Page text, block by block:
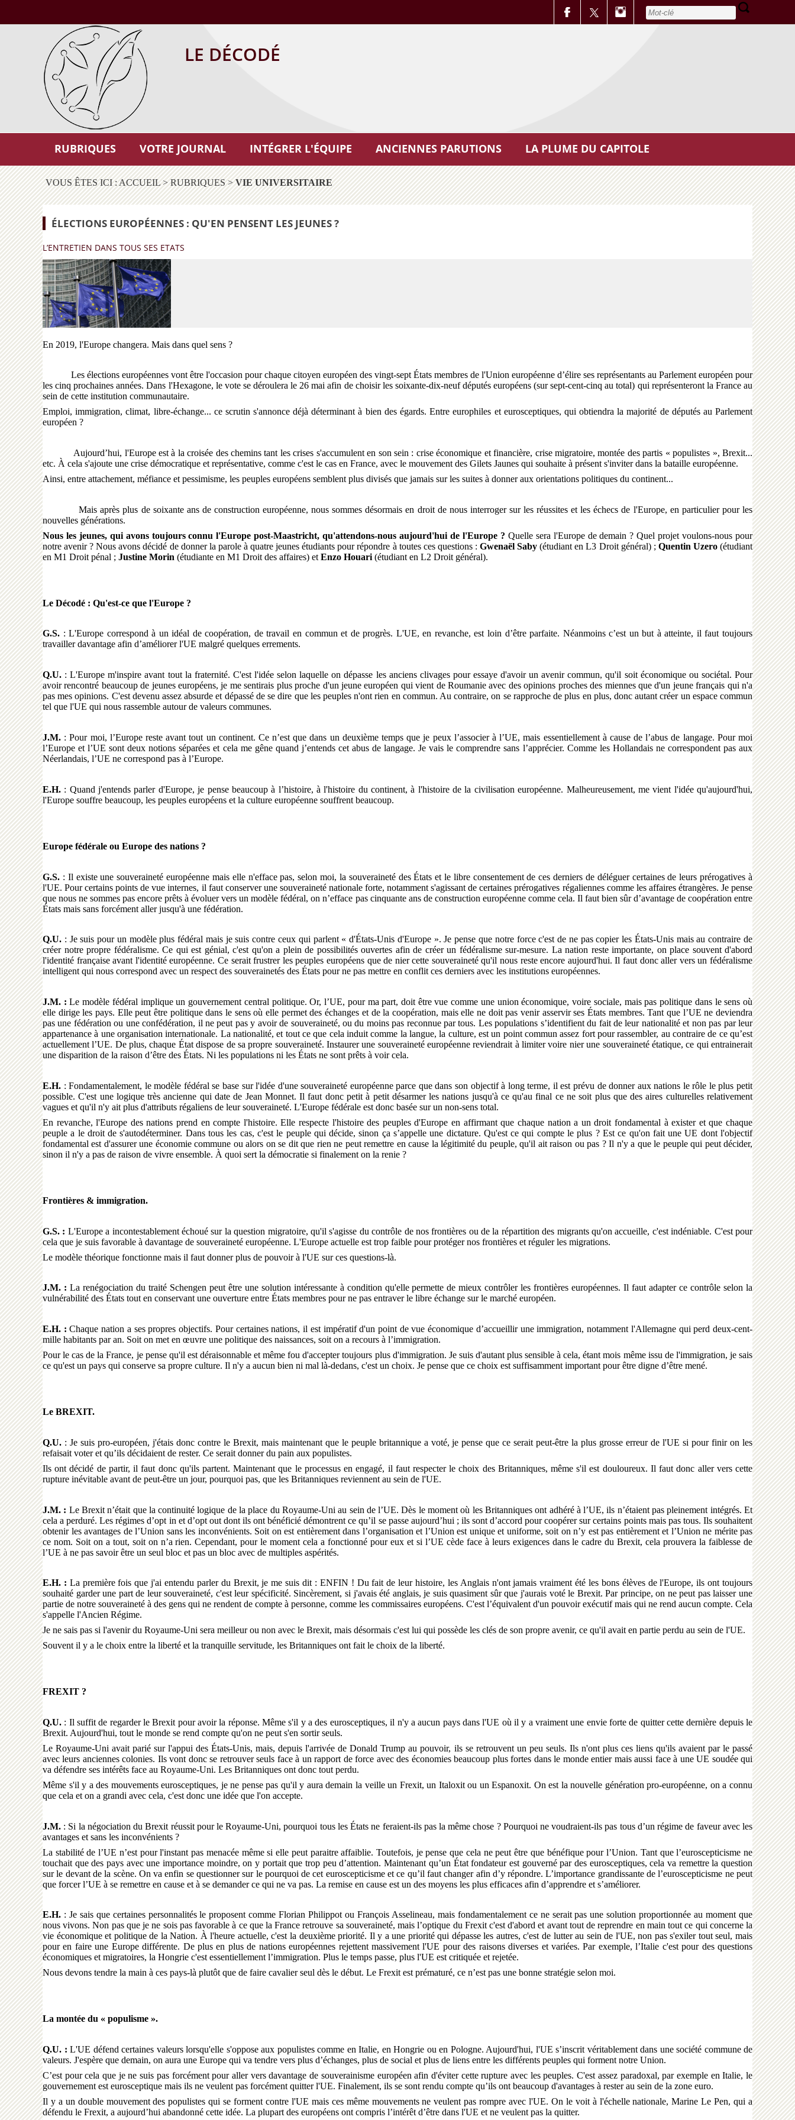
LE DÉCODÉ
RUBRIQUES VOTRE JOURNAL INTÉGRER L'ÉQUIPE ANCIENNES PARUTIONS LA PLUME DU CAPITOLE
VOUS ÊTES ICI :ACCUEIL>RUBRIQUES>VIE UNIVERSITAIRE
ÉLECTIONS EUROPÉENNES : QU'EN PENSENT LES JEUNES ?
L’ENTRETIEN DANS TOUS SES ETATS
En 2019, l'Europe changera. Mais dans quel sens ?
Les élections européennes vont être l'occasion pour chaque citoyen européen des vingt-sept États membres de l'Union européenne d’élire ses représentants au Parlement européen pour
les cinq prochaines années. Dans l'Hexagone, le vote se déroulera le 26 mai afin de choisir les soixante-dix-neuf députés européens (sur sept-cent-cinq au total) qui représenteront la France au
sein de cette institution communautaire.
Emploi, immigration, climat, libre-échange... ce scrutin s'annonce déjà déterminant à bien des égards. Entre europhiles et eurosceptiques, qui obtiendra la majorité de députés au Parlement
européen ?
Aujourd’hui, l'Europe est à la croisée des chemins tant les crises s'accumulent en son sein : crise économique et financière, crise migratoire, montée des partis « populistes », Brexit...
etc. À cela s'ajoute une crise démocratique et représentative, comme c'est le cas en France, avec le mouvement des Gilets Jaunes qui souhaite à présent s'inviter dans la bataille européenne.
Ainsi, entre attachement, méfiance et pessimisme, les peuples européens semblent plus divisés que jamais sur les suites à donner aux orientations politiques du continent...
Mais après plus de soixante ans de construction européenne, nous sommes désormais en droit de nous interroger sur les réussites et les échecs de l'Europe, en particulier pour les
nouvelles générations.
Nous les jeunes, qui avons toujours connu l'Europe post-Maastricht, qu'attendons-nous aujourd'hui de l'Europe ? Quelle sera l'Europe de demain ? Quel projet voulons-nous pour
notre avenir ? Nous avons décidé de donner la parole à quatre jeunes étudiants pour répondre à toutes ces questions :Gwenaël Saby (étudiant en L3 Droit général) ; Quentin Uzero(étudiant
en M1 Droit pénal ; Justine Morin (étudiante en M1 Droit des affaires) et Enzo Houari (étudiant en L2 Droit général).
Le Décodé : Qu'est-ce que l'Europe ?
G.S. : L'Europe correspond à un idéal de coopération, de travail en commun et de progrès. L'UE, en revanche, est loin d’être parfaite. Néanmoins c’est un but à atteinte, il faut toujours
travailler davantage afin d’améliorer l'UE malgré quelques errements.
Q.U. : L'Europe m'inspire avant tout la fraternité. C'est l'idée selon laquelle on dépasse les anciens clivages pour essaye d'avoir un avenir commun, qu'il soit économique ou sociétal. Pour
avoir rencontré beaucoup de jeunes européens, je me sentirais plus proche d'un jeune européen qui vient de Roumanie avec des opinions proches des miennes que d'un jeune français qui n'a
pas mes opinions. C'est devenu assez absurde et dépassé de se dire que les peuples n'ont rien en commun. Au contraire, on se rapproche de plus en plus, donc autant créer un espace commun
tel que l'UE qui nous rassemble autour de valeurs communes.
J.M. : Pour moi, l’Europe reste avant tout un continent. Ce n’est que dans un deuxième temps que je peux l’associer à l’UE, mais essentiellement à cause de l’abus de langage. Pour moi
l’Europe et l’UE sont deux notions séparées et cela me gêne quand j’entends cet abus de langage. Je vais le comprendre sans l’apprécier. Comme les Hollandais ne correspondent pas aux
Néerlandais, l’UE ne correspond pas à l’Europe.
E.H. : Quand j'entends parler d'Europe, je pense beaucoup à l’histoire, à l'histoire du continent, à l'histoire de la civilisation européenne. Malheureusement, me vient l'idée qu'aujourd'hui,
l'Europe souffre beaucoup, les peuples européens et la culture européenne souffrent beaucoup.
Europe fédérale ou Europe des nations ?
G.S. : Il existe une souveraineté européenne mais elle n'efface pas, selon moi, la souveraineté des États et le libre consentement de ces derniers de déléguer certaines de leurs prérogatives à
l'UE. Pour certains points de vue internes, il faut conserver une souveraineté nationale forte, notamment s'agissant de certaines prérogatives régaliennes comme les affaires étrangères. Je pense
que nous ne sommes pas encore prêts à évoluer vers un modèle fédéral, on n’efface pas cinquante ans de construction européenne comme cela. Il faut bien sûr d’avantage de coopération entre
États mais sans forcément aller jusqu'à une fédération.
Q.U. : Je suis pour un modèle plus fédéral mais je suis contre ceux qui parlent « d'États-Unis d'Europe ». Je pense que notre force c'est de ne pas copier les États-Unis mais au contraire de
créer notre propre fédéralisme. Ce qui est génial, c'est qu'on a plein de possibilités ouvertes afin de créer un fédéralisme sur-mesure. La nation reste importante, on place souvent d'abord
l'identité française avant l'identité européenne. Ce serait frustrer les peuples européens que de nier cette souveraineté qu'il nous reste encore aujourd'hui. Il faut donc aller vers un fédéralisme
intelligent qui nous correspond avec un respect des souverainetés des États pour ne pas mettre en conflit ces derniers avec les institutions européennes.
J.M. : Le modèle fédéral implique un gouvernement central politique. Or, l’UE, pour ma part, doit être vue comme une union économique, voire sociale, mais pas politique dans le sens où
elle dirige les pays. Elle peut être politique dans le sens où elle permet des échanges et de la coopération, mais elle ne doit pas venir asservir ses États membres. Tant que l’UE ne deviendra
pas une fédération ou une confédération, il ne peut pas y avoir de souveraineté, ou du moins pas reconnue par tous. Les populations s’identifient du fait de leur nationalité et non pas par leur
appartenance à une organisation internationale. La nationalité, et tout ce que cela induit comme la langue, la culture, est un point commun assez fort pour rassembler, au contraire de ce qu’est
actuellement l’UE. De plus, chaque État dispose de sa propre souveraineté. Instaurer une souveraineté européenne reviendrait à limiter voire nier une souveraineté étatique, ce qui entrainerait
une disparition de la raison d’être des États. Ni les populations ni les États ne sont prêts à voir cela.
E.H. : Fondamentalement, le modèle fédéral se base sur l'idée d'une souveraineté européenne parce que dans son objectif à long terme, il est prévu de donner aux nations le rôle le plus petit
possible. C'est une logique très ancienne qui date de Jean Monnet. Il faut donc petit à petit désarmer les nations jusqu'à ce qu'au final ce ne soit plus que des aires culturelles relativement
vagues et qu'il n'y ait plus d'attributs régaliens de leur souveraineté. L'Europe fédérale est donc basée sur un non-sens total.
En revanche, l'Europe des nations prend en compte l'histoire. Elle respecte l'histoire des peuples d'Europe en affirmant que chaque nation a un droit fondamental à exister et que chaque
peuple a le droit de s'autodéterminer. Dans tous les cas, c'est le peuple qui décide, sinon ça s’appelle une dictature. Qu'est ce qui compte le plus ? Est ce qu'on fait une UE dont l'objectif
fondamental est d'assurer une économie commune ou alors on se dit que rien ne peut remettre en cause la légitimité du peuple, qu'il ait raison ou pas ? Il n'y a que le peuple qui peut décider,
sinon il n'y a pas de raison de vivre ensemble. À quoi sert la démocratie si finalement on la renie ?
Frontières & immigration.
G.S. : L'Europe a incontestablement échoué sur la question migratoire, qu'il s'agisse du contrôle de nos frontières ou de la répartition des migrants qu'on accueille, c'est indéniable. C'est pour
cela que je suis favorable à davantage de souveraineté européenne. L'Europe actuelle est trop faible pour protéger nos frontières et réguler les migrations.
Le modèle théorique fonctionne mais il faut donner plus de pouvoir à l'UE sur ces questions-là.
J.M. : La renégociation du traité Schengen peut être une solution intéressante à condition qu'elle permette de mieux contrôler les frontières européennes. Il faut adapter ce contrôle selon la
vulnérabilité des États tout en conservant une ouverture entre États membres pour ne pas entraver le libre échange sur le marché européen.
E.H. : Chaque nation a ses propres objectifs. Pour certaines nations, il est impératif d'un point de vue économique d’accueillir une immigration, notamment l'Allemagne qui perd deux-cent-
mille habitants par an. Soit on met en œuvre une politique des naissances, soit on a recours à l’immigration.
Pour le cas de la France, je pense qu'il est déraisonnable et même fou d'accepter toujours plus d'immigration. Je suis d'autant plus sensible à cela, étant mois même issu de l'immigration, je sais
ce qu'est un pays qui conserve sa propre culture. Il n'y a aucun bien ni mal là-dedans, c'est un choix. Je pense que ce choix est suffisamment important pour être digne d’être mené.
Le BREXIT.
Q.U. : Je suis pro-européen, j'étais donc contre le Brexit, mais maintenant que le peuple britannique a voté, je pense que ce serait peut-être la plus grosse erreur de l'UE si pour finir on les
refaisait voter et qu’ils décidaient de rester. Ce serait donner du pain aux populistes.
Ils ont décidé de partir, il faut donc qu'ils partent. Maintenant que le processus en engagé, il faut respecter le choix des Britanniques, même s'il est douloureux. Il faut donc aller vers cette
rupture inévitable avant de peut-être un jour, pourquoi pas, que les Britanniques reviennent au sein de l'UE.
J.M. : Le Brexit n’était que la continuité logique de la place du Royaume-Uni au sein de l’UE. Dès le moment où les Britanniques ont adhéré à l’UE, ils n’étaient pas pleinement intégrés. Et
cela a perduré. Les régimes d’opt in et d’opt out dont ils ont bénéficié démontrent ce qu’il se passe aujourd’hui ; ils sont d’accord pour coopérer sur certains points mais pas tous. Ils souhaitent
obtenir les avantages de l’Union sans les inconvénients. Soit on est entièrement dans l’organisation et l’Union est unique et uniforme, soit on n’y est pas entièrement et l’Union ne mérite pas
ce nom. Soit on a tout, soit on n’a rien. Cependant, pour le moment cela a fonctionné pour eux et si l’UE cède face à leurs exigences dans le cadre du Brexit, cela prouvera la faiblesse de
l’UE à ne pas savoir être un seul bloc et pas un bloc avec de multiples aspérités.
E.H. : La première fois que j'ai entendu parler du Brexit, je me suis dit : ENFIN ! Du fait de leur histoire, les Anglais n'ont jamais vraiment été les bons élèves de l'Europe, ils ont toujours
souhaité garder une part de leur souveraineté, c'est leur spécificité. Sincèrement, si j'avais été anglais, je suis quasiment sûr que j'aurais voté le Brexit. Par principe, on ne peut pas laisser une
partie de notre souveraineté à des gens qui ne rendent de compte à personne, comme les commissaires européens. C'est l’équivalent d'un pouvoir exécutif mais qui ne rend aucun compte. Cela
s'appelle l'Ancien Régime.
Je ne sais pas si l'avenir du Royaume-Uni sera meilleur ou non avec le Brexit, mais désormais c'est lui qui possède les clés de son propre avenir, ce qu'il avait en partie perdu au sein de l'UE.
Souvent il y a le choix entre la liberté et la tranquille servitude, les Britanniques ont fait le choix de la liberté.
FREXIT ?
Q.U. : Il suffit de regarder le Brexit pour avoir la réponse. Même s'il y a des eurosceptiques, il n'y a aucun pays dans l'UE où il y a vraiment une envie forte de quitter cette dernière depuis le
Brexit. Aujourd'hui, tout le monde se rend compte qu'on ne peut s'en sortir seuls.
Le Royaume-Uni avait parié sur l'appui des États-Unis, mais, depuis l'arrivée de Donald Trump au pouvoir, ils se retrouvent un peu seuls. Ils n'ont plus ces liens qu'ils avaient par le passé
avec leurs anciennes colonies. Ils vont donc se retrouver seuls face à un rapport de force avec des économies beaucoup plus fortes dans le monde entier mais aussi face à une UE soudée qui
va défendre ses intérêts face au Royaume-Uni. Les Britanniques ont donc tout perdu.
Même s'il y a des mouvements eurosceptiques, je ne pense pas qu'il y aura demain la veille un Frexit, un Italoxit ou un Espanoxit. On est la nouvelle génération pro-européenne, on a connu
que cela et on a grandi avec cela, c'est donc une idée que l'on accepte.
J.M. : Si la négociation du Brexit réussit pour le Royaume-Uni, pourquoi tous les États ne feraient-ils pas la même chose ? Pourquoi ne voudraient-ils pas tous d’un régime de faveur avec les
avantages et sans les inconvénients ?
La stabilité de l’UE n’est pour l'instant pas menacée même si elle peut paraitre affaiblie. Toutefois, je pense que cela ne peut être que bénéfique pour l’Union. Tant que l’euroscepticisme ne
touchait que des pays avec une importance moindre, on y portait que trop peu d’attention. Maintenant qu’un État fondateur est gouverné par des eurosceptiques, cela va remettre la question
sur le devant de la scène. On va enfin se questionner sur le pourquoi de cet euroscepticisme et ce qu’il faut changer afin d’y répondre. L’importance grandissante de l’euroscepticisme ne peut
que forcer l’UE à se remettre en cause et à se demander ce qui ne va pas. La remise en cause est un des moyens les plus efficaces afin d’apprendre et s’améliorer.
E.H. : Je sais que certaines personnalités le proposent comme Florian Philippot ou François Asselineau, mais fondamentalement ce ne serait pas une solution proportionnée au moment que
nous vivons. Non pas que je ne sois pas favorable à ce que la France retrouve sa souveraineté, mais l’optique du Frexit c'est d'abord et avant tout de reprendre en main tout ce qui concerne la
vie économique et politique de la Nation. À l'heure actuelle, c'est la deuxième priorité. Il y a une priorité qui dépasse les autres, c'est de lutter au sein de l'UE, non pas s'exiler tout seul, mais
pour en faire une Europe différente. De plus en plus de nations européennes rejettent massivement l'UE pour des raisons diverses et variées. Par exemple, l’Italie c'est pour des questions
économiques et migratoires, la Hongrie c'est essentiellement l’immigration. Plus le temps passe, plus l'UE est critiquée et rejetée.
Nous devons tendre la main à ces pays-là plutôt que de faire cavalier seul dès le début. Le Frexit est prématuré, ce n’est pas une bonne stratégie selon moi.
La montée du « populisme ».
Q.U. : L'UE défend certaines valeurs lorsqu'elle s'oppose aux populistes comme en Italie, en Hongrie ou en Pologne. Aujourd'hui, l'UE s’inscrit véritablement dans une société commune de
valeurs. J'espère que demain, on aura une Europe qui va tendre vers plus d’échanges, plus de social et plus de liens entre les différents peuples qui forment notre Union.
C’est pour cela que je ne suis pas forcément pour aller vers davantage de souverainisme européen afin d'éviter cette rupture avec les peuples. C'est assez paradoxal, par exemple en Italie, le
gouvernement est eurosceptique mais ils ne veulent pas forcément quitter l'UE. Finalement, ils se sont rendu compte qu’ils ont beaucoup d'avantages à rester au sein de la zone euro.
Il y a un double mouvement des populistes qui se forment contre l'UE mais ces même mouvements ne veulent pas rompre avec l'UE. On le voit à l'échelle nationale, Marine Le Pen, qui a
défendu le Frexit, a aujourd’hui abandonné cette idée. La plupart des européens ont compris l’intérêt d’être dans l'UE et ne veulent pas la quitter.